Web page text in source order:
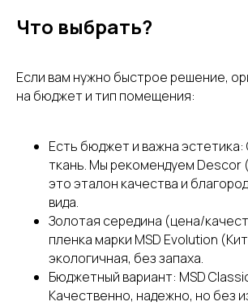
Что выбрать?
Если вам нужно быстрое решение,
на бюджет и тип помещения:
Есть бюджет и важна эстетика:
ткань. Мы рекомендуем Descor
это эталон качества и
вида.
Золотая середина (цена/
пленка марки MSD Evolution
экологичная, без запаха.
Бюджетный вариант: MSD
Качественно, надежно, но без